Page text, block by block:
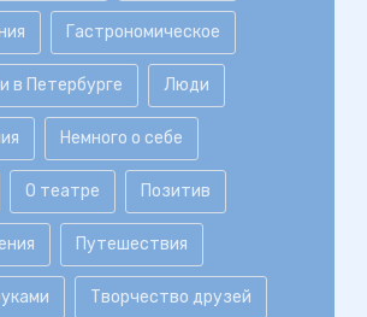
Гастрономическое
в Петербурге Люди
Немного о себе
О театре Позитив
Путешествия
Творчество друзей